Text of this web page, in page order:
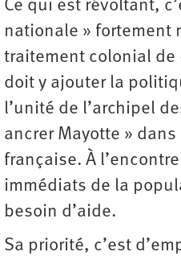
Ce qui est révoltant,
nationale » fortement
traitement colonial de
doit y ajouter la
l’unité de l’archipel
ancrer Mayotte »
française. À
immédiats de la
besoin d’aide.
Sa priorité, c’est